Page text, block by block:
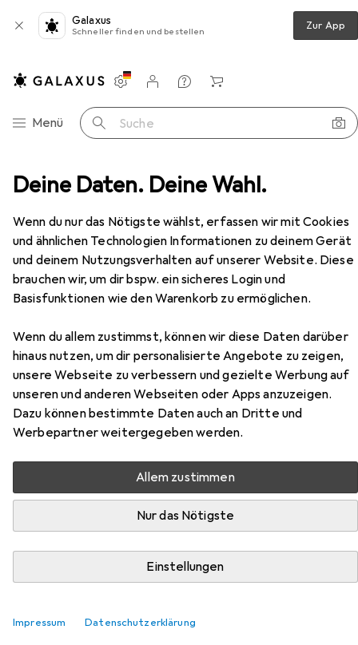
Deine Daten. Deine Wahl.
Wenn du nur das Nötigste wählst, erfassen wir mit Cookies
und ähnlichen Technologien Informationen zu deinem Gerät
und deinem Nutzungsverhalten auf unserer Website. Diese
brauchen wir, um dir bspw. ein sicheres Login und
Basisfunktionen wie den Warenkorb zu ermöglichen.
Wenn du allem zustimmst, können wir diese Daten darüber
hinaus nutzen, um dir personalisierte Angebote zu zeigen,
unsere Webseite zu verbessern und gezielte Werbung auf
unseren und anderen Webseiten oder Apps anzuzeigen.
Dazu können bestimmte Daten auch an Dritte und
Werbepartner weitergegeben werden.
Allem zustimmen
Nur das Nötigste
Einstellungen
Impressum Datenschutzerklärung
Galaxus
Schneller finden und bestellen Zur App
Navigation nach Kategorien
Menü Suche
Einstellungen
Kundenkonto
Vergleichslisten
Merklisten
Warenkorb
HAWA Schiebetürbeschläge -COMBINO 50 H FS, Forslide
EUR
322,81
HAWASchiebetürbeschläge -
COMBINO 50 H FS, Forslide
Zubehör für HAWA
Schiebetürbeschläge -COMBINO
50 H FS, Forslide
Hier findest du passendes Zubehör zum Produkt HAWA
den Kategorien Zubehör Türbeschlag,
Schubladenauszüge und Profil + Stange.
Beliebt Zubehör Türbeschlag Schubladenauszüge
Produktliste